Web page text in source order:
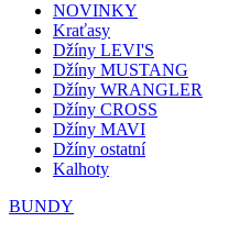
NOVINKY
Kraťasy
Džíny LEVI'S
Džíny MUSTANG
Džíny WRANGLER
Džíny CROSS
Džíny MAVI
Džíny ostatní
Kalhoty
BUNDY